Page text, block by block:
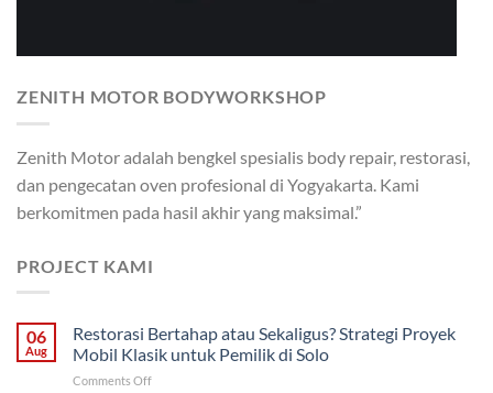
ZENITH MOTOR BODYWORKSHOP
Zenith Motor adalah bengkel spesialis body repair, restorasi,
dan pengecatan oven profesional di Yogyakarta. Kami
berkomitmen pada hasil akhir yang maksimal.”
PROJECT KAMI
06
Aug
Restorasi Bertahap atau Sekaligus? Strategi Proyek
Mobil Klasik untuk Pemilik di Solo
Comments Offon